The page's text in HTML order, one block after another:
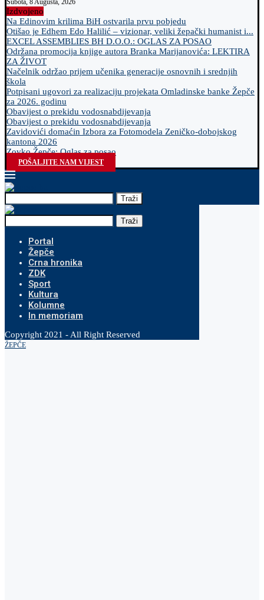
Subota, 8 Augusta, 2026
Izdvojeno
Na Edinovim krilima BiH ostvarila prvu pobjedu
Otišao je Edhem Edo Halilić – vizionar, veliki žepački humanist i...
EXCEL ASSEMBLIES BH D.O.O.: OGLAS ZA POSAO
Održana promocija knjige autora Branka Marijanovića: LEKTIRA
ZA ŽIVOT
Načelnik održao prijem učenika generacije osnovnih i srednjih
škola
Potpisani ugovori za realizaciju projekata Omladinske banke Žepče
za 2026. godinu
Obavijest o prekidu vodosnabdijevanja
Obavijest o prekidu vodosnabdijevanja
Zavidovići domaćin Izbora za Fotomodela Zeničko-dobojskog
kantona 2026
Zovko Žepče: Oglas za posao
POŠALJITE NAM VIJEST
Traži
Traži
Portal
Žepče
Crna hronika
ZDK
Sport
Kultura
Kolumne
In memoriam
Copyright 2021 - All Right Reserved
ŽEPČE